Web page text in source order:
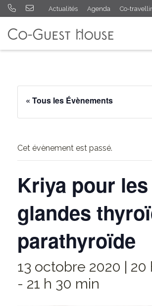
Actualités Agenda Co-
« Tous les Évènements
Cet évènement est passé.
Kriya pour les
glandes
parathyroïde
13 octobre 2020 | 20
- 21 h 30 min